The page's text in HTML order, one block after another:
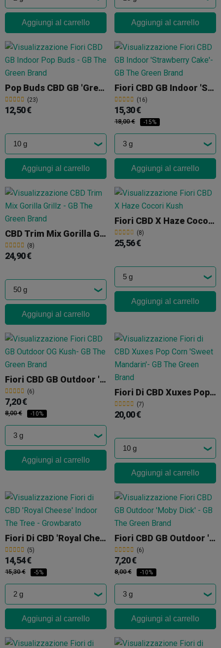
Aggiungi al carrello Aggiungi al carrello
Pop Buds CBD GB 'Green Flavour'
(23)
12,50 €
Aggiungi al carrello
Fiori CBD GB Indoor 'Strawberry Cake'
(16)
15,30 €
18,00 € -15%
Aggiungi al carrello
CBD Trim Mix Gorilla Grillz
(8)
24,90 €
Aggiungi al carrello
Fiori CBD X Haze Cocori Kush
(8)
25,56 €
Aggiungi al carrello
Fiori CBD GB Outdoor 'OG Kush'
(6)
7,20 €
8,00 € -10%
Aggiungi al carrello
Fiori Di CBD Xuxes Pop Corn 'Sweet Mandarin'
(7)
20,00 €
Aggiungi al carrello
Fiori Di CBD 'Royal Cheese' Indoor The Tree
(5)
14,54 €
15,30 € -5%
Aggiungi al carrello
Fiori CBD GB Outdoor 'Moby Dick'
(6)
7,20 €
8,00 € -10%
Aggiungi al carrello